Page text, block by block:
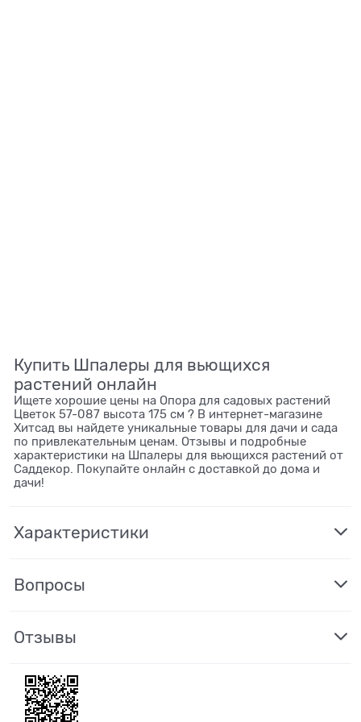
Купить Шпалеры для вьющихся
растений онлайн
Ищете хорошие цены на Опора для садовых растений
Цветок 57-087 высота 175 см ? В интернет-магазине
Хитсад вы найдете уникальные товары для дачи и сада
по привлекательным ценам. Отзывы и подробные
характеристики на Шпалеры для вьющихся растений от
Саддекор. Покупайте онлайн с доставкой до дома и
дачи!
Характеристики
Вопросы
Отзывы